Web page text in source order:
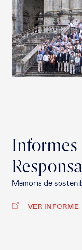
Informes
Memoria de
VER INFORME